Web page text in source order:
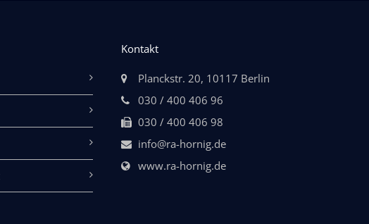
Kontakt
Planckstr. 20, 10117 Berlin
030 / 400 406 96
030 / 400 406 98
info@ra-hornig.de
www.ra-hornig.de